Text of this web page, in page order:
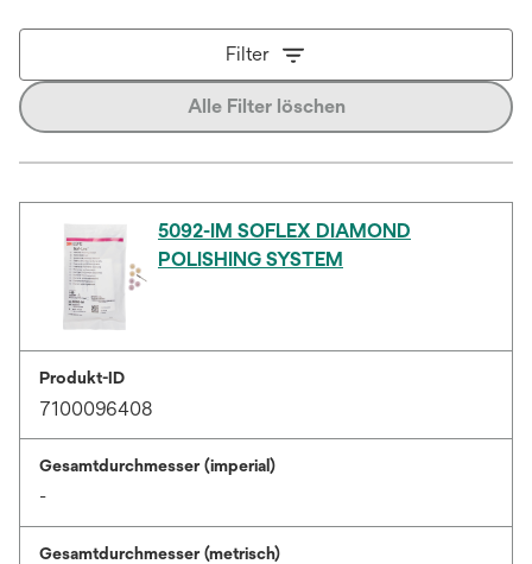
Filter
Alle Filter löschen
5092-IM SOFLEX DIAMOND
POLISHING SYSTEM
Produkt-ID
7100096408
Gesamtdurchmesser (imperial)
-
Gesamtdurchmesser (metrisch)